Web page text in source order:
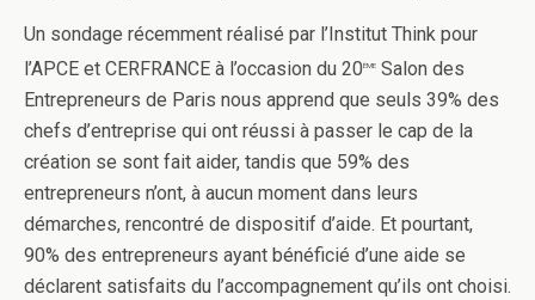
Un sondage récemment réalisé par l’Institut Think pour
l’APCE et CERFRANCE à l’occasion du 20ème Salon des
Entrepreneurs de Paris nous apprend que seuls 39% des
chefs d’entreprise qui ont réussi à passer le cap de la
création se sont fait aider, tandis que 59% des
entrepreneurs n’ont, à aucun moment dans leurs
démarches, rencontré de dispositif d’aide. Et pourtant,
90% des entrepreneurs ayant bénéficié d’une aide se
déclarent satisfaits du l’accompagnement qu’ils ont choisi.